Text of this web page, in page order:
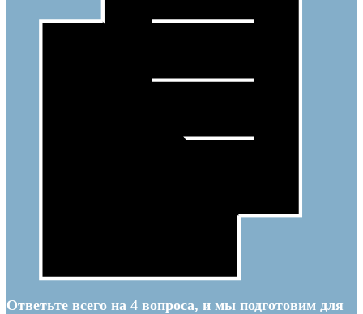
Ответьте всего на 4 вопроса, и мы подготовим для